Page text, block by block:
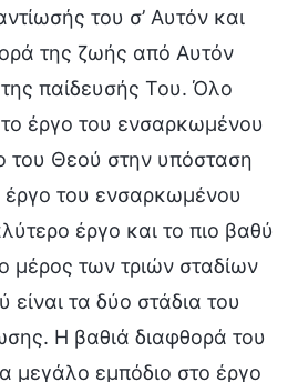
του σ’ Αυτόν και
της ζωής από Αυτόν
παίδευσής Του. Όλο
το έργο του ενσαρκωμένου
του Θεού στην υπόσταση
του ενσαρκωμένου
έργο και το πιο βαθύ
μέρος των τριών σταδίων
τα δύο στάδια του
Η βαθιά διαφθορά του
μεγάλο εμπόδιο στο έργο